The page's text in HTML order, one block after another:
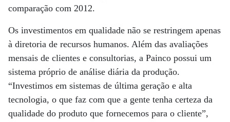
comparação com 2012.
Os investimentos em qualidade não se restringem apenas
à diretoria de recursos humanos. Além das avaliações
mensais de clientes e consultorias, a Painco possui um
sistema próprio de análise diária da produção.
“Investimos em sistemas de última geração e alta
tecnologia, o que faz com que a gente tenha certeza da
qualidade do produto que fornecemos para o cliente”,